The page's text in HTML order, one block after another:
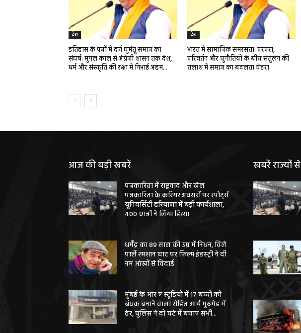
देश
इतिहास के पन्नों में दर्ज घुमंतू समाज का
संघर्ष: मुगल काल से अंग्रेजी शासन तक देश,
धर्म और संस्कृति की रक्षा में निभाई अहम...
देश
भारत में सामाजिक समरसता: परंपरा,
परिवर्तन और चुनौतियों के बीच संतुलन की
तलाश में समाज का बदलता चेहरा
आज की बड़ी खबरें
पत्रकारिता में राष्ट्रवाद और खेल
पत्रकारिता के करियर अवसरों पर स्पोर्ट्स
यूनिवर्सिटी हरियाणा में बड़ी कार्यशाला,
400 छात्रों ने लिया हिस्सा
धर्मेंद्र का 89 साल की उम्र में निधन, विले
पार्ले श्मशान घाट पर फिल्म इंडस्ट्री ने दी
नम आंखों से विदाई
मुंबई के आर ए स्टूडियो में 17 बच्चों को
बंधक बनाने वाला रोहित आर्य मुठभेड़ में
ढेर, पुलिस ने दो घंटे में बचाए सभी...
खबरें राज्यों से